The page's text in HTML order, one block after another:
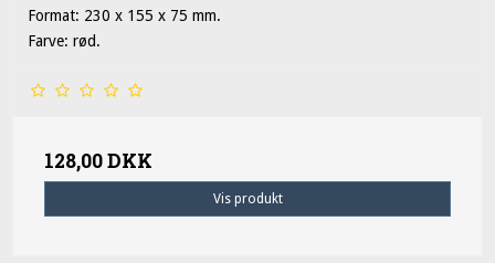
Format: 230 x 155 x 75 mm.
Farve: rød.
128,00 DKK
Vis produkt